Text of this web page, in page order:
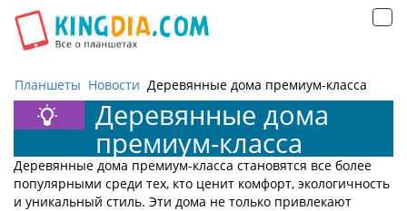
Планшеты Новости Деревянные дома премиум-класса
Деревянные дома
премиум-класса
Деревянные дома премиум-класса становятся все более
популярными среди тех, кто ценит комфорт, экологичность
и уникальный стиль. Эти дома не только привлекают